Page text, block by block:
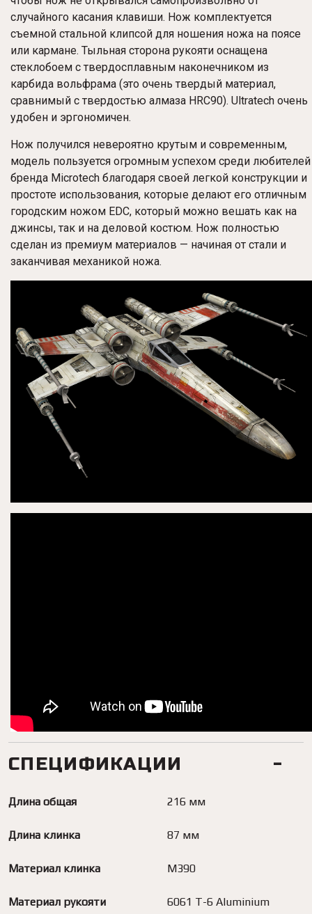
случайного касания клавиши. Нож комплектуется
съемной стальной клипсой для ношения ножа на поясе
или кармане. Тыльная сторона рукояти оснащена
стеклобоем с твердосплавным наконечником из
карбида вольфрама (это очень твердый материал,
сравнимый с твердостью алмаза HRC90). Ultratech очень
удобен и эргономичен.
Нож получился невероятно крутым и современным,
модель пользуется огромным успехом среди любителей
бренда Microtech благодаря своей легкой конструкции и
простоте использования, которые делают его отличным
городским ножом EDC, который можно вешать как на
джинсы, так и на деловой костюм. Нож полностью
сделан из премиум материалов — начиная от стали и
заканчивая механикой ножа.
СПЕЦИФИКАЦИИ
Длина общая 216 мм
Длина клинка 87 мм
Материал клинка M390
Материал рукояти 6061 T-6 Aluminium